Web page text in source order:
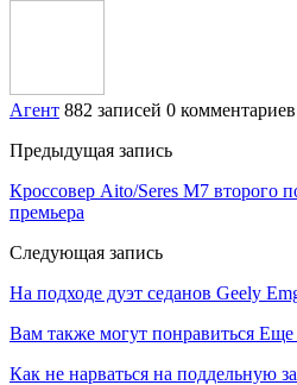
Агент 882 записей 0 комментариев
Предыдущая запись
Кроссовер Aito/Seres M7 второго
премьера
Следующая запись
На подходе дуэт седанов Geely
Вам также могут понравиться Еще
Как не нарваться на поддельную